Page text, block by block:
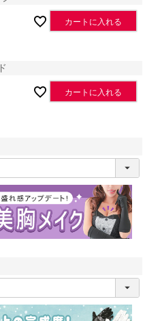
カートに入れる
カートに入れる